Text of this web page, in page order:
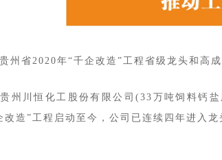
州省2020年“千企改造”工程省级龙头和高
贵州川恒化工股份有限公司(33万吨饲料钙
改造”工程启动至今，公司已连续四年进入龙